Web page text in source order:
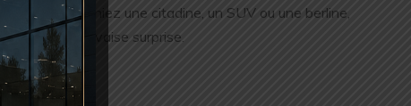
vous cherchiez une citadine, un SUV ou une berline,
et sans mauvaise surprise.